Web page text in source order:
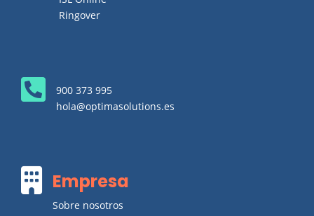
Ringover

900 373 995
hola@optimasolutions.es
 Empresa
Sobre nosotros